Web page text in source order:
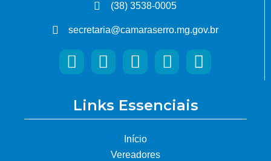
(38) 3538-0005
secretaria@camaraserro.mg.gov.br
Links Essenciais
Início
Vereadores